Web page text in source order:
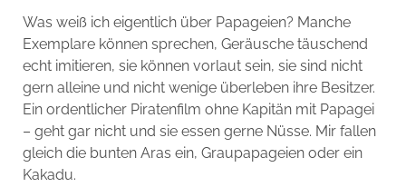
Was weiß ich eigentlich über Papageien? Manche
Exemplare können sprechen, Geräusche täuschend
echt imitieren, sie können vorlaut sein, sie sind nicht
gern alleine und nicht wenige überleben ihre Besitzer.
Ein ordentlicher Piratenfilm ohne Kapitän mit Papagei
– geht gar nicht und sie essen gerne Nüsse. Mir fallen
gleich die bunten Aras ein, Graupapageien oder ein
Kakadu.